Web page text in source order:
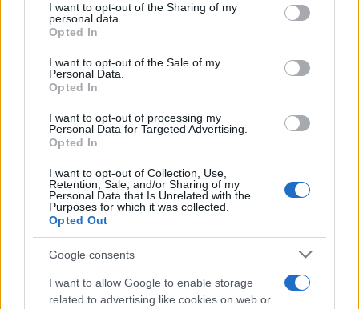
not limited to your visit or usage behaviour. You may click to
grant or deny consent to Google and its third-party tags to
use your data for below specified purposes in below Google
consent section.
I want to opt-out of the Sharing of my
personal data.
Opted In
I want to opt-out of the Sale of my
Personal Data.
Opted In
I want to opt-out of processing my
Personal Data for Targeted Advertising.
Opted In
I want to opt-out of Collection, Use,
Retention, Sale, and/or Sharing of my
Personal Data that Is Unrelated with the
Purposes for which it was collected.
Opted Out
Google consents
I want to allow Google to enable storage
related to advertising like cookies on web or